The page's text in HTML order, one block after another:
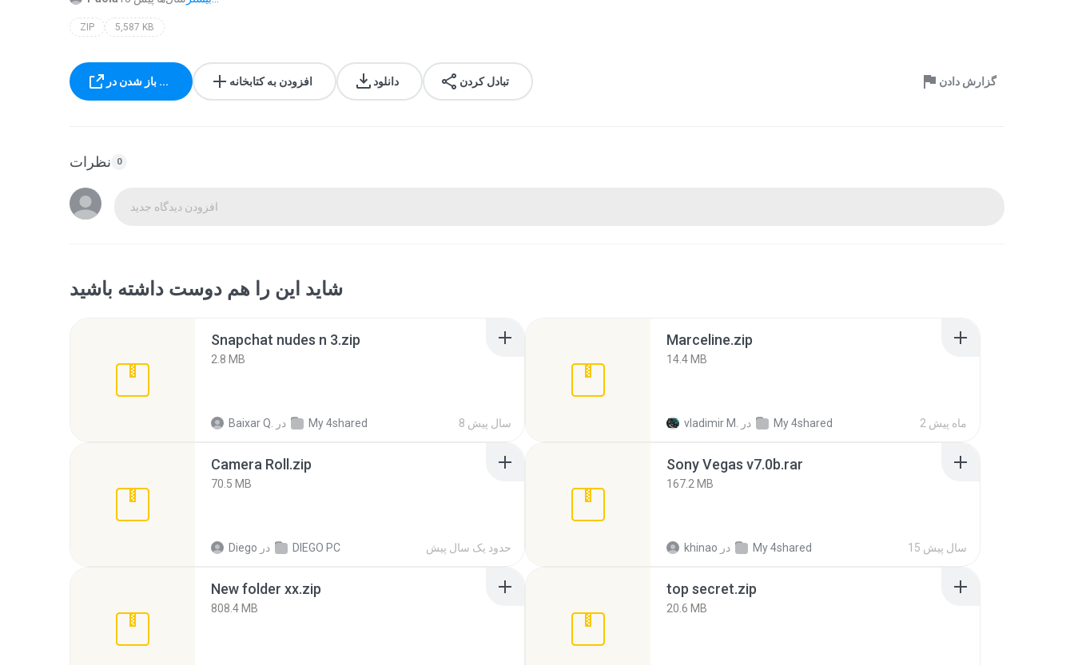
ZIP 5,587 KB
باز شدن در ... افزودن به کتابخانه دانلود تبادل کردن گزارش دادن
نظرات 0
افزودن دیدگاه جدید
شاید این را هم دوست داشته باشید
Snapchat nudes n 3.zip
2.8 MB
Baixar Q. در My 4shared 8 سال پیش
Marceline.zip
14.4 MB
vladimir M. در My 4shared 2 ماه پیش
Camera Roll.zip
70.5 MB
Diego در DIEGO PC حدود یک سال پیش
Sony Vegas v7.0b.rar
167.2 MB
khinao در My 4shared 15 سال پیش
New folder xx.zip
808.4 MB
top secret.zip
20.6 MB